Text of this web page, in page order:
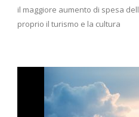
il maggiore aumento di spesa
proprio il turismo e la cultura